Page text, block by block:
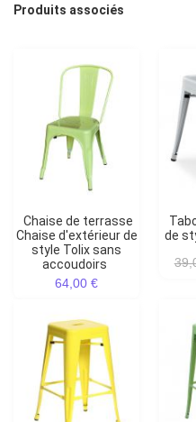
Produits associés
Chaise de terrasse
Chaise d'extérieur de
style Tolix sans
accoudoirs
64,00 €
Tabouret Tabouret
de